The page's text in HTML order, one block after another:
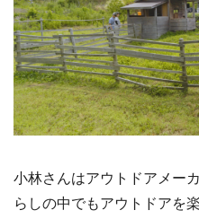
小林さんはアウトドアメー
らしの中でもアウトドアを